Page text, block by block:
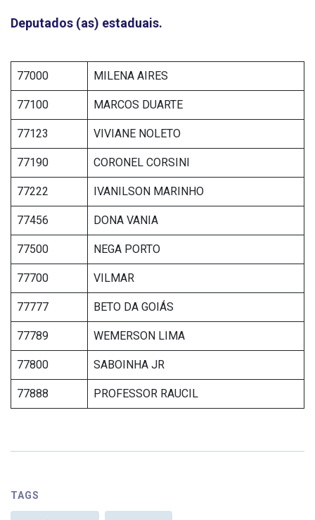
Deputados (as) estaduais.
77000 MILENA AIRES
77100 MARCOS DUARTE
77123 VIVIANE NOLETO
77190 CORONEL CORSINI
77222 IVANILSON MARINHO
77456 DONA VANIA
77500 NEGA PORTO
77700 VILMAR
77777 BETO DA GOIÁS
77789 WEMERSON LIMA
77800 SABOINHA JR
77888 PROFESSOR RAUCIL
TAGS